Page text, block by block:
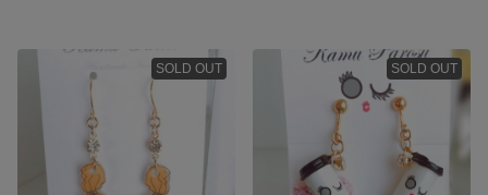
SOLD OUT SOLD OUT